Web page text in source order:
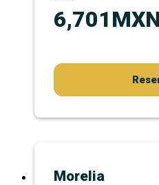
Morelia